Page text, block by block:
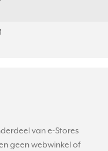
van e-Stores
geen webwinkel of